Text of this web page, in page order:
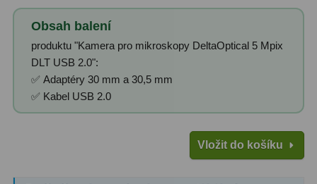
Pro pozorování přírody a
ornitologie17
Monokuláry20
Obsah balení
produktu "Kamera pro mikroskopy DeltaOptical 5 Mpix
DLT USB 2.0":
✅ Adaptéry 30 mm a 30,5 mm
✅ Kabel USB 2.0
Vložit do košíku